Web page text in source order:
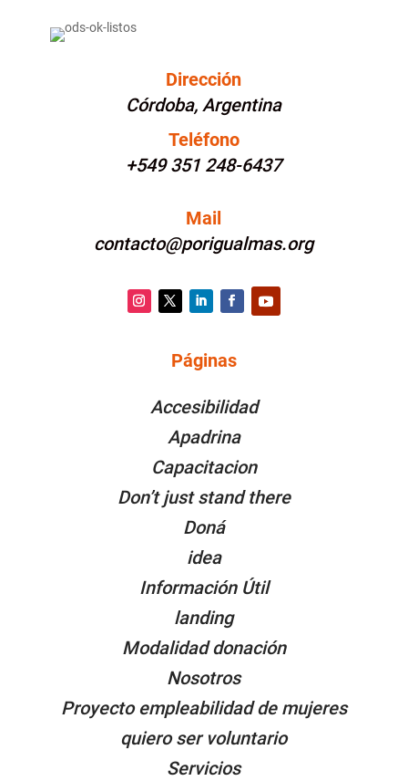
Dirección
Córdoba, Argentina
Teléfono
+549 351 248-6437
Mail
contacto@porigualmas.org
Facebook
Páginas
Accesibilidad
Apadrina
Capacitacion
Don’t just stand there
Doná
idea
Información Útil
landing
Modalidad donación
Nosotros
Proyecto empleabilidad de mujeres
quiero ser voluntario
Servicios